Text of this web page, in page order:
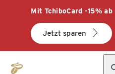
Mit TchiboCard -15%
Jetzt sparen